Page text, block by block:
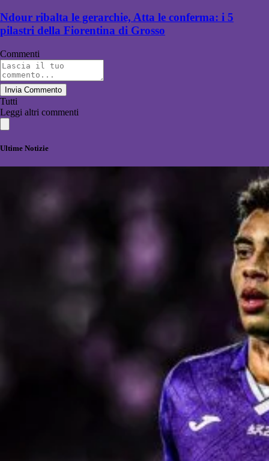
Ndour ribalta le gerarchie, Atta le conferma: i 5
pilastri della Fiorentina di Grosso
Commenti
Invia Commento
Tutti
Leggi altri commenti
Ultime Notizie